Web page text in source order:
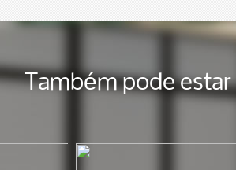
Também pode